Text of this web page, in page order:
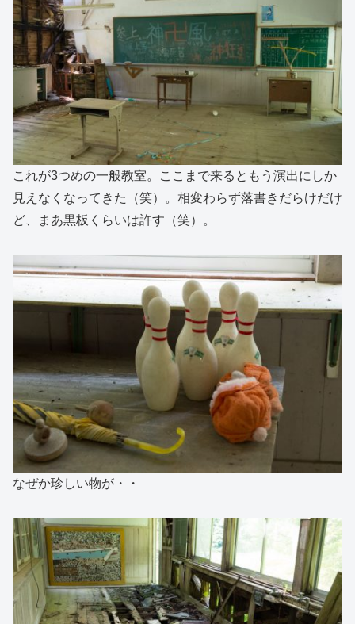
これが3つめの一般教室。ここまで来るともう演出にしか
見えなくなってきた（笑）。相変わらず落書きだらけだけ
ど、まあ黒板くらいは許す（笑）。
なぜか珍しい物が・・